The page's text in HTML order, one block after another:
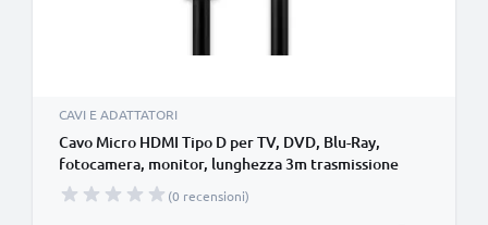
CAVI E ADATTATORI
Cavo Micro HDMI Tipo D per TV, DVD, Blu-Ray,
fotocamera, monitor, lunghezza 3m trasmissione
segnale video & audio impeccabile
(0 recensioni)